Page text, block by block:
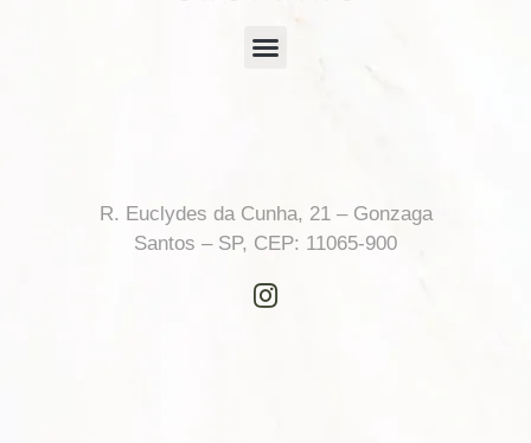
R. Euclydes da Cunha, 21 – Gonzaga
Santos – SP, CEP: 11065-900